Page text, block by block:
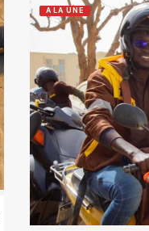
A LA UNE